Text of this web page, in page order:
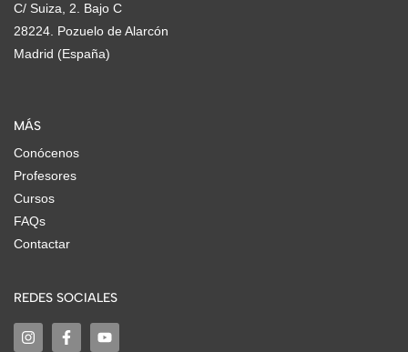
C/ Suiza, 2. Bajo C
28224. Pozuelo de Alarcón
Madrid (España)
MÁS
Conócenos
Profesores
Cursos
FAQs
Contactar
REDES SOCIALES